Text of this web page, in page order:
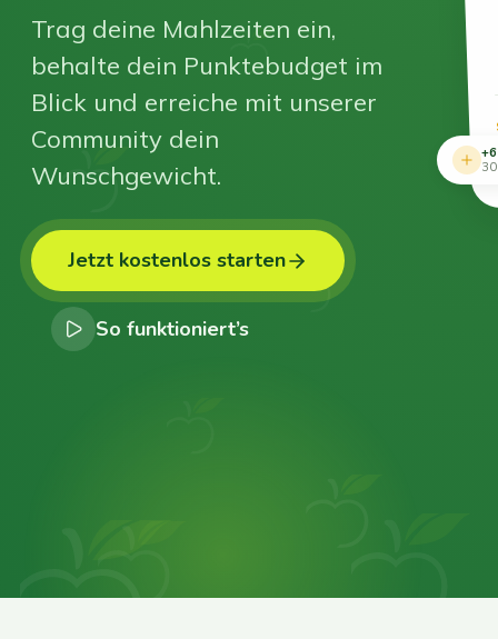
Trag deine Mahlzeiten ein,
behalte dein Punktebudget im
Blick und erreiche mit unserer
Community dein
Wunschgewicht.
Jetzt kostenlos starten
So funktioniert’s